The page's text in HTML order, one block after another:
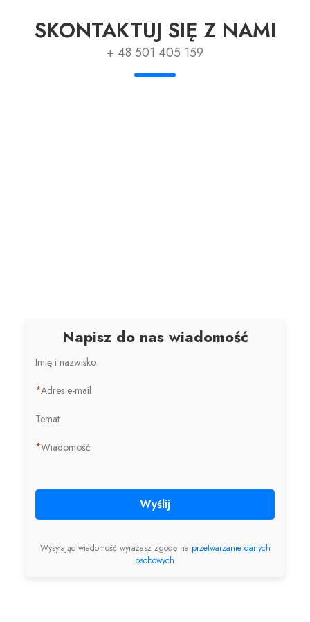
SKONTAKTUJ SIĘ Z NAMI
+ 48 501 405 159
Napisz do nas wiadomość
Imię i nazwisko
*Adres e-mail
Temat
*Wiadomość
Wyślij
Wysyłając wiadomość wyrażasz zgodę na przetwarzanie danych
osobowych